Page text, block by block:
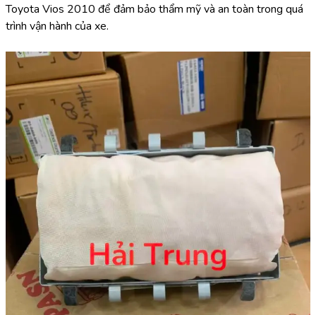
Toyota Vios 2010 để đảm bảo thẩm mỹ và an toàn trong quá
trình vận hành của xe.